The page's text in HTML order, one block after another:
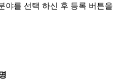
야를 선택 하신 후 등록 버튼을